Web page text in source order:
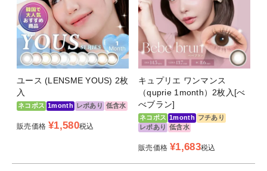
ユース (LENSME YOUS) 2枚
入
ネコポス 1month レポあり 低含水
販売価格 ¥1,580税込
キュプリエ ワンマンス
（quprie 1month）2枚入[べ
べブラン]
ネコポス 1month フチあり
レポあり 低含水
販売価格 ¥1,683税込